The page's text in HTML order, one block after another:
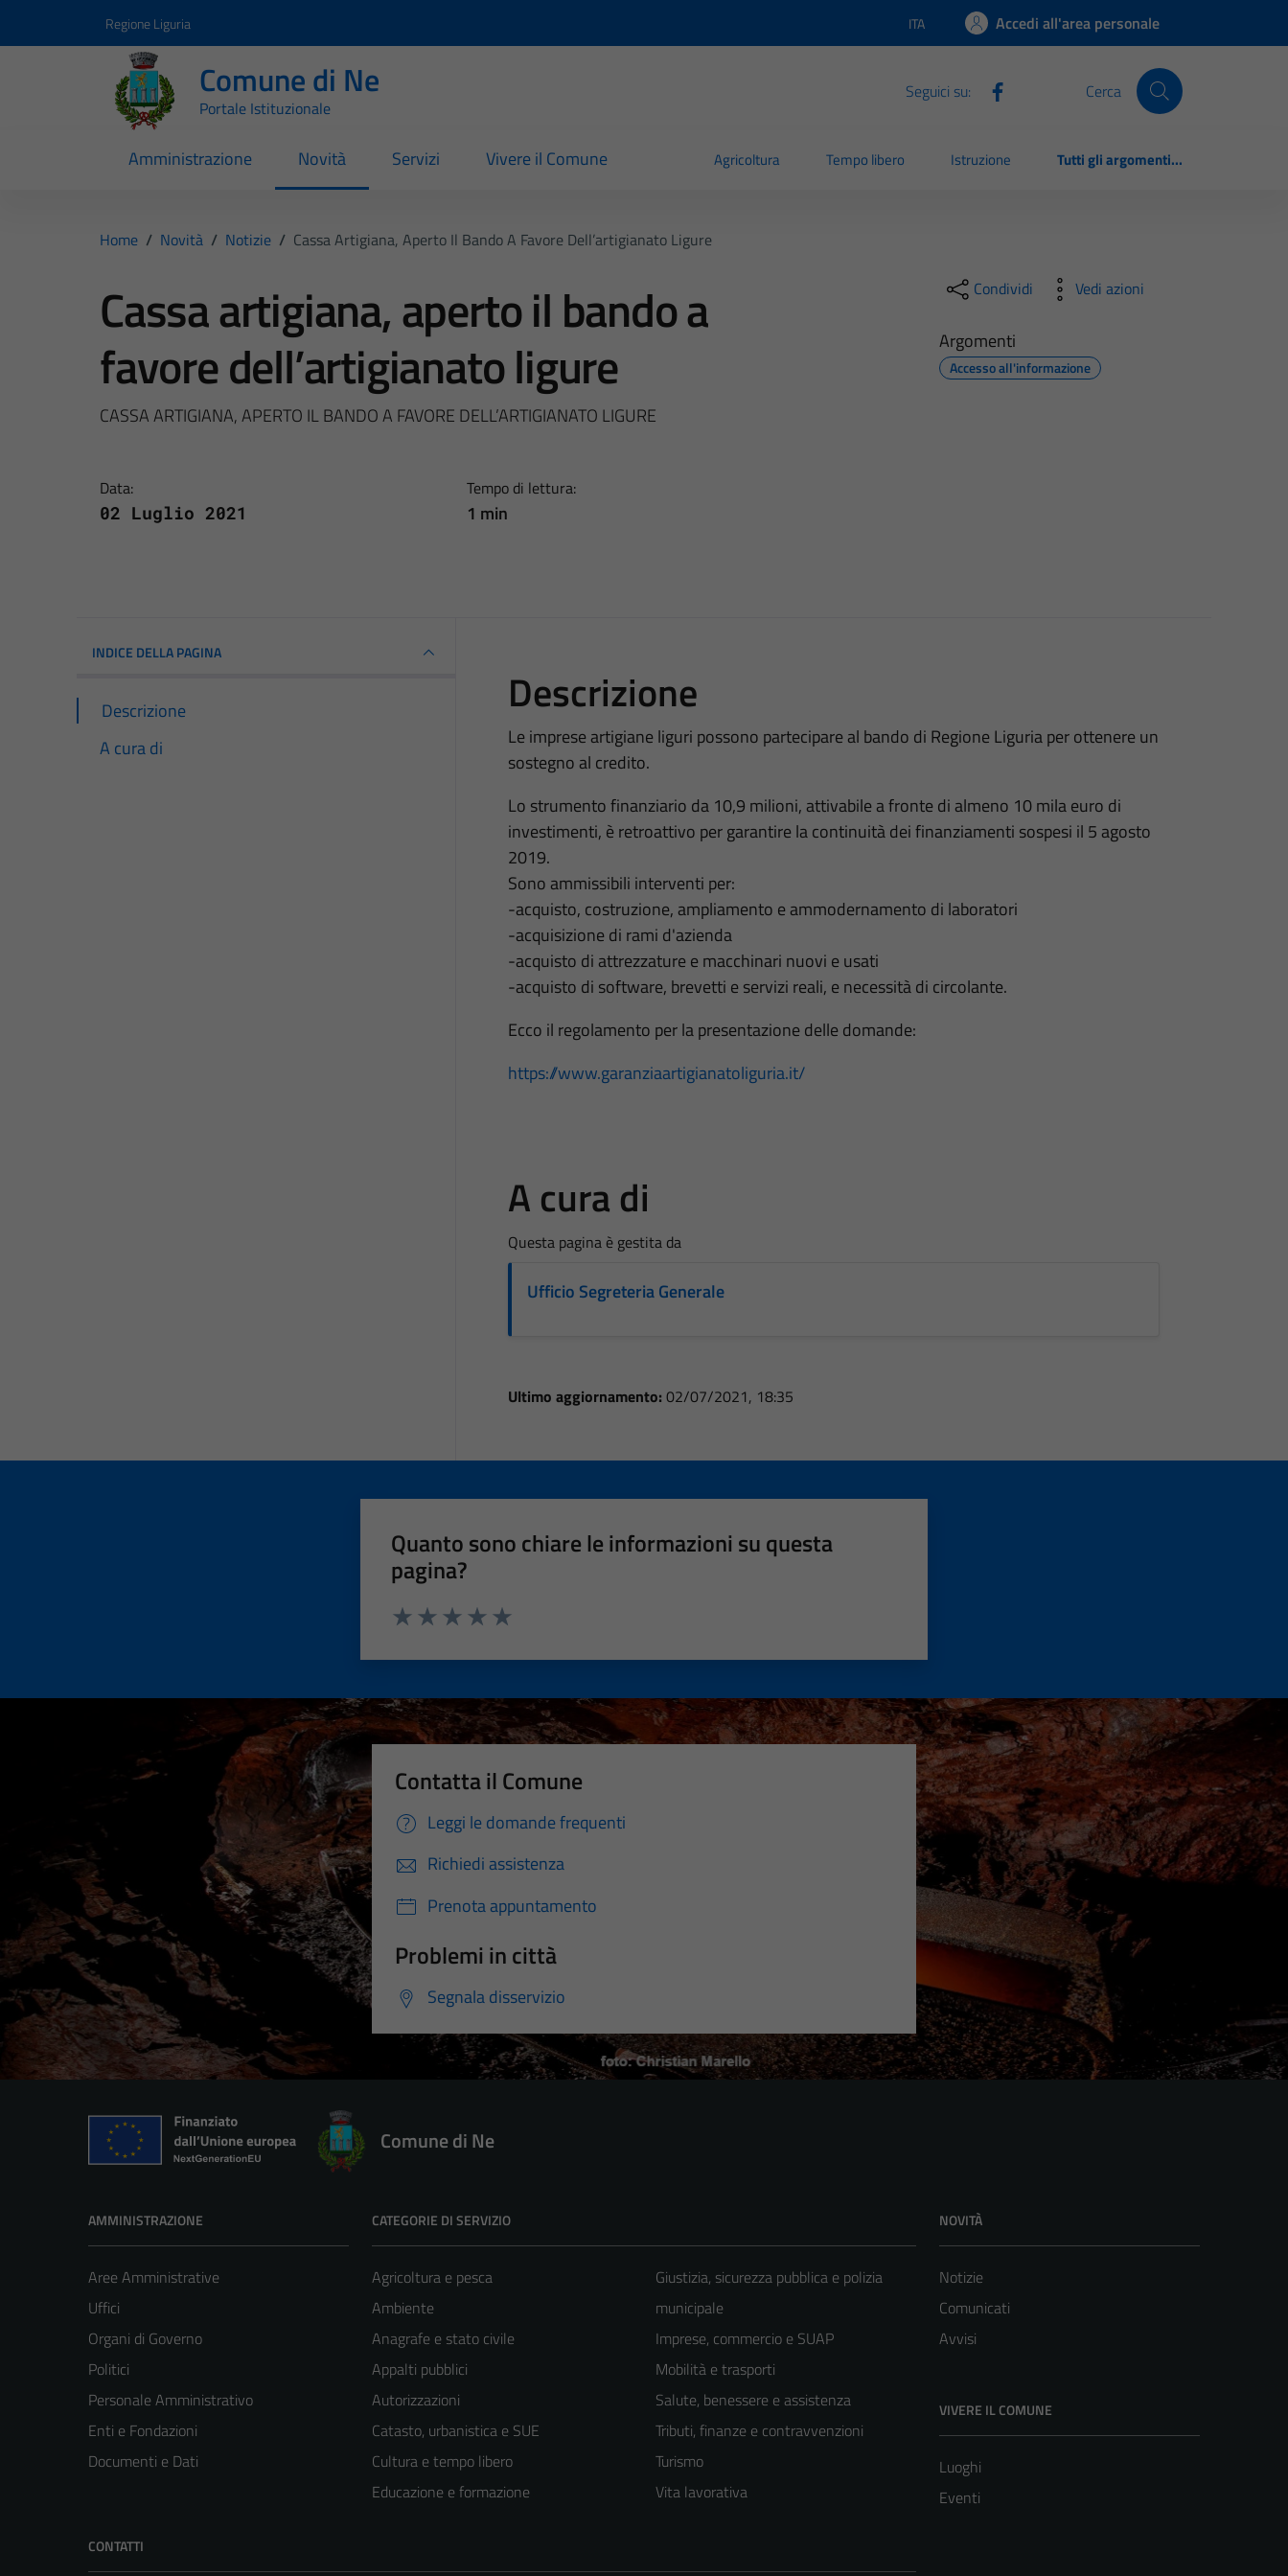
Regione Liguria Lingua attiva:
ITA Accedi all'area personale
Comune di Ne
Portale Istituzionale
Seguici su: Cerca
Amministrazione Novità Servizi Vivere il Comune Agricoltura Tempo libero Istruzione Tutti gli argomenti...
Home / Novità / Notizie / Cassa Artigiana, Aperto Il Bando A Favore Dell’artigianato Ligure
Cassa artigiana, aperto il bando a
favore dell’artigianato ligure
CASSA ARTIGIANA, APERTO IL BANDO A FAVORE DELL’ARTIGIANATO LIGURE
Data:
02 Luglio 2021
Tempo di lettura:
1 min
Condividi Vedi azioni
Argomenti
Accesso all'informazione
INDICE DELLA PAGINA
Descrizione
A cura di
Descrizione
Le imprese artigiane liguri possono partecipare al bando di Regione Liguria per ottenere un
sostegno al credito.
Lo strumento finanziario da 10,9 milioni, attivabile a fronte di almeno 10 mila euro di
investimenti, è retroattivo per garantire la continuità dei finanziamenti sospesi il 5 agosto
2019.
Sono ammissibili interventi per:
-acquisto, costruzione, ampliamento e ammodernamento di laboratori
-acquisizione di rami d'azienda
-acquisto di attrezzature e macchinari nuovi e usati
-acquisto di software, brevetti e servizi reali, e necessità di circolante.
Ecco il regolamento per la presentazione delle domande:
https://www.garanziaartigianatoliguria.it/
A cura di
Questa pagina è gestita da
Ufficio Segreteria Generale
Ultimo aggiornamento: 02/07/2021, 18:35
Quanto sono chiare le informazioni su questa
pagina?
Contatta il Comune
Leggi le domande frequenti
Richiedi assistenza
Prenota appuntamento
Problemi in città
Segnala disservizio
Comune di Ne
AMMINISTRAZIONE
Aree Amministrative
Uffici
Organi di Governo
Politici
Personale Amministrativo
Enti e Fondazioni
Documenti e Dati
CATEGORIE DI SERVIZIO
Agricoltura e pesca
Ambiente
Anagrafe e stato civile
Appalti pubblici
Autorizzazioni
Catasto, urbanistica e SUE
Cultura e tempo libero
Educazione e formazione
Giustizia, sicurezza pubblica e polizia
municipale
Imprese, commercio e SUAP
Mobilità e trasporti
Salute, benessere e assistenza
Tributi, finanze e contravvenzioni
Turismo
Vita lavorativa
NOVITÀ
Notizie
Comunicati
Avvisi
VIVERE IL COMUNE
Luoghi
Eventi
CONTATTI